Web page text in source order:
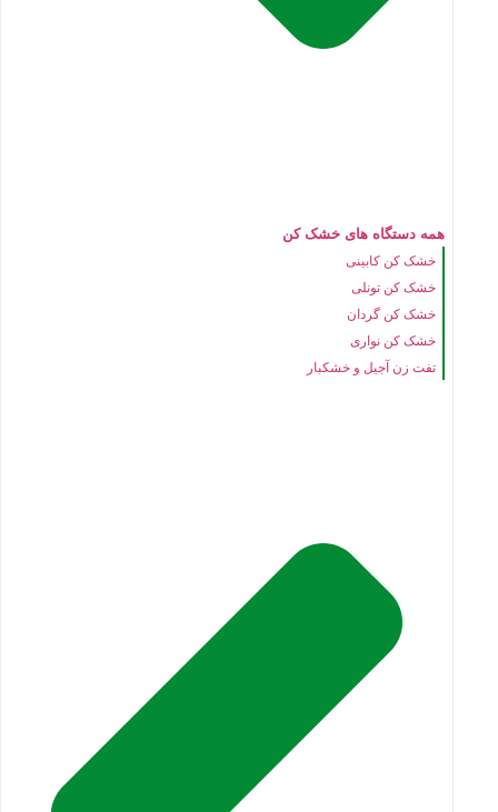
همه دستگاه های خشک کن
خشک کن کابینی
خشک کن تونلی
خشک کن گردان
خشک کن نواری
تفت زن آجیل و خشکبار